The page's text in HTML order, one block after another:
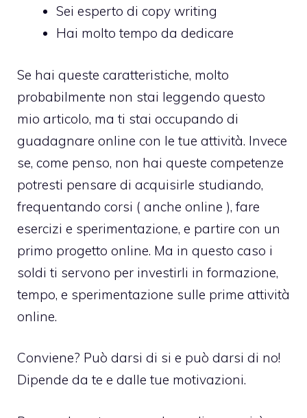
Sei esperto di copy writing
Hai molto tempo da dedicare
Se hai queste caratteristiche, molto
probabilmente non stai leggendo questo
mio articolo, ma ti stai occupando di
guadagnare online con le tue attività. Invece
se, come penso, non hai queste competenze
potresti pensare di acquisirle studiando,
frequentando corsi ( anche online ), fare
esercizi e sperimentazione, e partire con un
primo progetto online. Ma in questo caso i
soldi ti servono per investirli in formazione,
tempo, e sperimentazione sulle prime attività
online.
Conviene? Può darsi di si e può darsi di no!
Dipende da te e dalle tue motivazioni.